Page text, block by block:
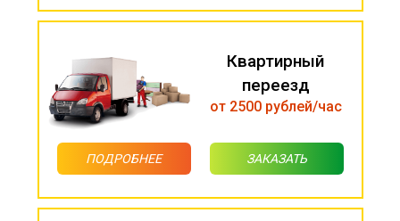
Квартирный
переезд
от 2500 рублей/час
ПОДРОБНЕЕ ЗАКАЗАТЬ